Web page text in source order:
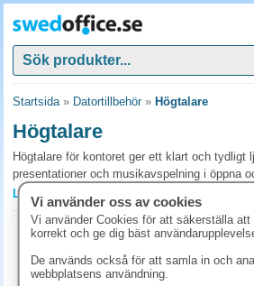
Startsida» Datortillbehör» Högtalare
Högtalare
Högtalare för kontoret ger ett klart och tydligt
presentationer och musikavspelning i öppna
Med rätt högtalarteknologi förbättras
mötesupplevelse för alla deltagare. Beställ
SwedOffice.
Vanliga frågor och svar om
Läs mer »
Högtalare Happy
Vi använder oss av cookies
Vi använder Cookies för att säkerställa att
korrekt och ge dig bäst
De används också för att samla in och
webbplatsens användning.